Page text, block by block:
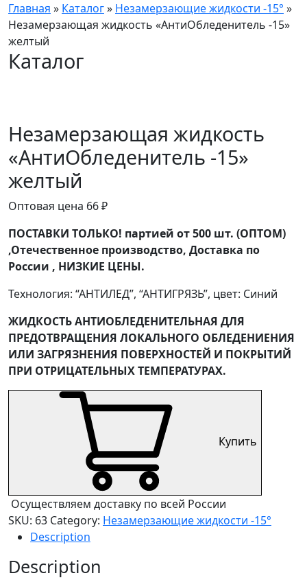
Главная » Каталог» Незамерзающие жидкости -15° »
Незамерзающая жидкость «АнтиОбледенитель -15»
желтый
Каталог
Незамерзающая жидкость
«АнтиОбледенитель -15»
желтый
Оптовая цена 66₽
ПОСТАВКИ ТОЛЬКО! партией от 500 шт. (ОПТОМ)
,Отечественное производство, Доставка по
России , НИЗКИЕ ЦЕНЫ.
Технология: “АНТИЛЕД”, “АНТИГРЯЗЬ”, цвет: Синий
ЖИДКОСТЬ АНТИОБЛЕДЕНИТЕЛЬНАЯ ДЛЯ
ПРЕДОТВРАЩЕНИЯ ЛОКАЛЬНОГО ОБЛЕДЕНИЕНИЯ
ИЛИ ЗАГРЯЗНЕНИЯ ПОВЕРХНОСТЕЙ И ПОКРЫТИЙ
ПРИ ОТРИЦАТЕЛЬНЫХ ТЕМПЕРАТУРАХ.
Купить
Осуществляем доставку по всей России
SKU: 63 Category: Незамерзающие жидкости -15°
Description
Description